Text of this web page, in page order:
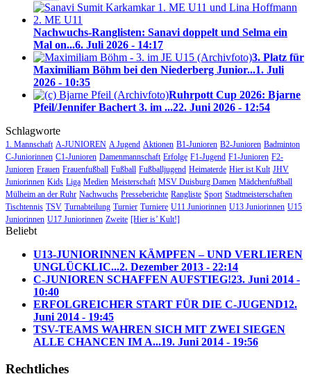
Nachwuchs-Ranglisten: Sanavi doppelt und Selma ein
Mal on...6. Juli 2026 - 14:17
3. Platz für
Maximiliam Böhm bei den Niederberg Junior...1. Juli
2026 - 10:35
Ruhrpott Cup 2026: Bjarne
Pfeil/Jennifer Bachert 3. im ...22. Juni 2026 - 12:54
Schlagworte
1. Mannschaft A-JUNIOREN A Jugend Aktionen B1-Junioren B2-Junioren Badminton
C-Juniorinnen C1-Junioren Damenmannschaft Erfolge F1-Jugend F1-Junioren F2-
Junioren Frauen Frauenfußball Fußball Fußballjugend Heimaterde Hier ist Kult JHV
Juniorinnen Kids Liga Medien Meisterschaft MSV Duisburg Damen Mädchenfußball
Mülheim an der Ruhr Nachwuchs Presseberichte Rangliste Sport Stadtmeisterschaften
Tischtennis TSV Turnabteilung Turnier Turniere U11 Juniorinnen U13 Juniorinnen U15
Juniorinnen U17 Juniorinnen Zweite [Hier is’ Kult!]
Beliebt
U13-JUNIORINNEN KÄMPFEN – UND VERLIEREN
UNGLÜCKLIC...2. Dezember 2013 - 22:14
C-JUNIOREN SCHAFFEN AUFSTIEG!23. Juni 2014 -
10:40
ERFOLGREICHER START FÜR DIE C-JUGEND12.
Juni 2014 - 19:45
TSV-TEAMS WAHREN SICH MIT ZWEI SIEGEN
ALLE CHANCEN IM A...19. Juni 2014 - 19:56
Rechtliches